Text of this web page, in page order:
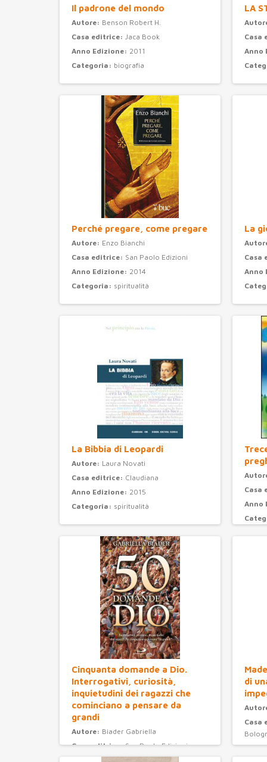
Il padrone del mondo
Autore: Benson Robert H.
Casa editrice: Jaca Book
Anno Edizione: 2011
Categoria: biografia
LA
Casa
Anno
Perché pregare, come pregare
Autore: Enzo Bianchi
Casa editrice: San Paolo Edizioni
Anno Edizione: 2014
Categoria: spiritualità
La
Casa
Anno
La Bibbia di Leopardi
Autore: Laura Novati
Casa editrice: Claudiana
Anno Edizione: 2015
Categoria: spiritualità
Casa
Anno
Cinquanta domande a Dio.
Interrogativi, curiosità,
inquietudini dei ragazzi che
cominciano a pensare da
grandi
Autore: Biader Gabriella
Casa editrice:San Paolo Edizioni
di
Casa
Anno